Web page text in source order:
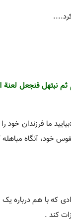
نبتهل فنجعل لعنة
ما فرزندان خود
خود، آنگاه
که با هم درباره
کند .